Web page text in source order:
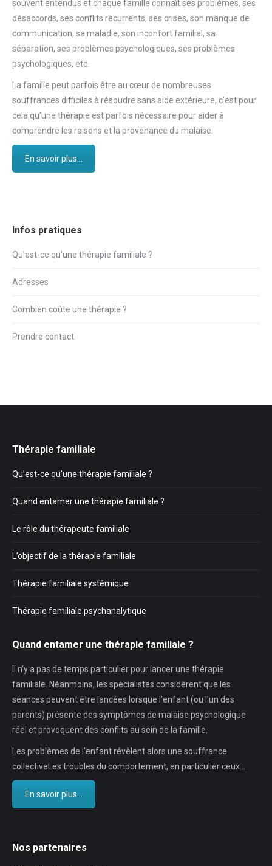
souvent entendus et chaque famille connaît ses problèmes, ses
désaccords, ses conflits récurrents, ses crises, son manque de
communication, sa maladie, son inconfort familial, sa
séparation, ses problèmes psychologiques, ses problèmes
psychologiques, etc.
La famille peut parfois être au cœur de nombreuses
souffrances difficiles à résoudre sans aide extérieure, c’est pour
cela qu’une thérapie est parfois nécessaire pour aider à
comprendre les raisons et la provenance du malaise.
En savoir plus...
Infos pratiques
Qu’est-ce qu’une thérapie familiale ?
Adresses
Combien coûte une thérapie ?
Prendre contact
Thérapie familiale
Qu’est-ce qu’une thérapie familiale ?
Quand entamer une thérapie familiale ?
Le rôle du thérapeute familiale
L’objectif de la thérapie familiale
Thérapie familiale systémique
Thérapie familiale psychanalytique
Quand entamer une thérapie familiale ?
Il n’y a pas de temps particulier pour lancer une thérapie
familiale. Néanmoins, les spécialistes considèrent que les
séances peuvent être lancées lorsque l’enfant (ou l’un des
parents) présente des symptômes de malaise psychologique
réel et provoquent des conflits au sein de la famille.
Les problèmes de l’enfant révèlent alors une souffrance
collectiveLes troubles du comportement, en particulier ceux…
En savoir plus...
Nos partenaires